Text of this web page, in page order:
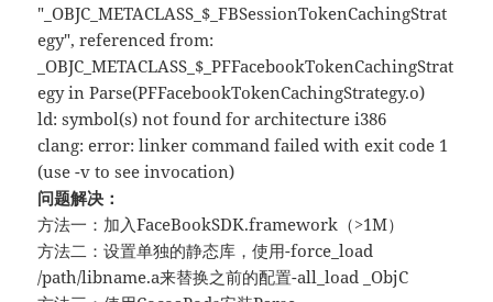
"_OBJC_METACLASS_$_FBSessionTokenCachingStrat
egy", referenced from:
_OBJC_METACLASS_$_PFFacebookTokenCachingStrat
egy in Parse(PFFacebookTokenCachingStrategy.o)
ld: symbol(s) not found for architecture i386
clang: error: linker command failed with exit code 1
(use -v to see invocation)
问题解决：
方法一：加入FaceBookSDK.framework（>1M）
方法二：设置单独的静态库，使用-force_load
/path/libname.a来替换之前的配置-all_load _ObjC